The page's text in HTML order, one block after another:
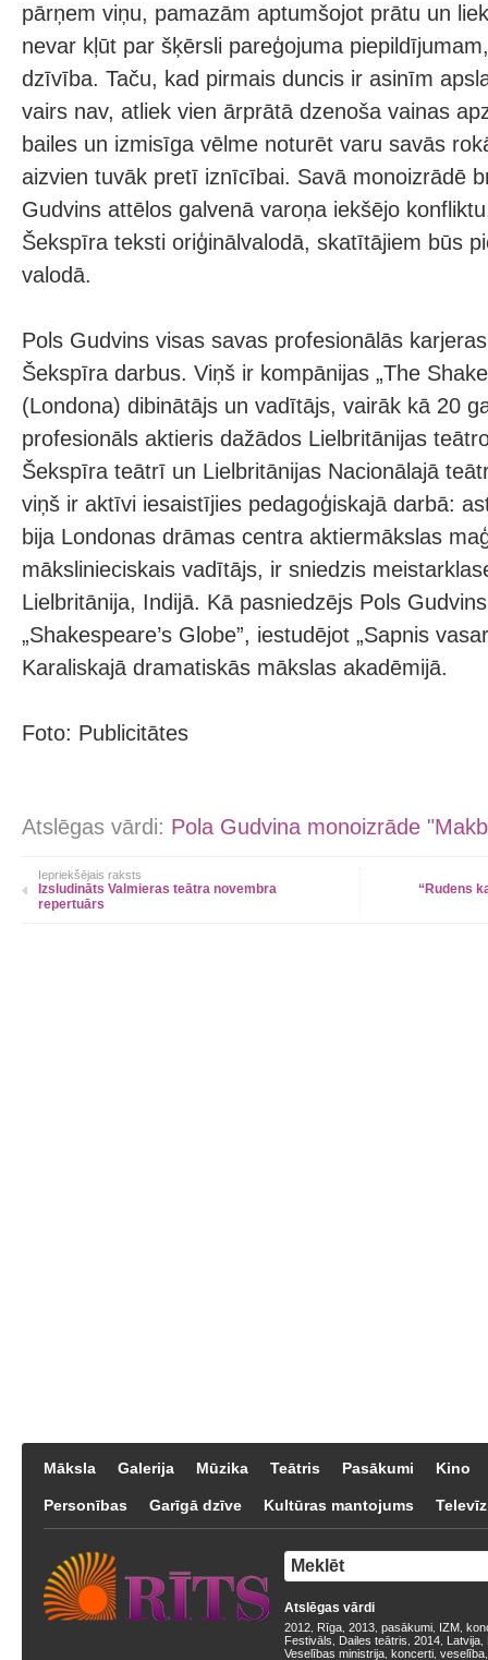
pārņem viņu, pamazām aptumšojot prātu un
nevar kļūt par šķērsli pareģojuma
dzīvība. Taču, kad pirmais duncis ir asinīm
vairs nav, atliek vien ārprātā dzenoša vainas
bailes un izmisīga vēlme noturēt varu savās
aizvien tuvāk pretī iznīcībai. Savā monoizrādē
Gudvins attēlos galvenā varoņa iekšējo
Šekspīra teksti oriģinālvalodā, skatītājiem būs
valodā.
Pols Gudvins visas savas profesionālās
Šekspīra darbus. Viņš ir kompānijas „The
(Londona) dibinātājs un vadītājs, vairāk kā 20
profesionāls aktieris dažādos Lielbritānijas
Šekspīra teātrī un Lielbritānijas Nacionālajā
viņš ir aktīvi iesaistījies pedagoģiskajā darbā:
bija Londonas drāmas centra aktiermākslas
mākslinieciskais vadītājs, ir sniedzis
Lielbritānija, Indijā. Kā pasniedzējs Pols
„Shakespeare’s Globe”, iestudējot „Sapnis
Karaliskajā dramatiskās mākslas akadēmijā.
Foto: Publicitātes
Atslēgas vārdi: Pola Gudvina monoizrāde
Iepriekšējais raksts
Izsludināts Valmieras teātra novembra
repertuārs
“Rudens
Māksla Galerija Mūzika Teātris Pasākumi Kino
Personības Garīgā dzīve Kultūras mantojums
Atslēgas vārdi
2012 Rīga 2013 pasākumi IZM
Festivāls
Dailes teātris 2014 Latvija
Veselības ministrija koncerti veselība